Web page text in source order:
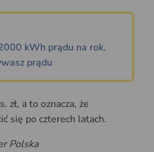
kWh prądu na rok.
prądu
zł, a to oznacza, że
się po czterech latach.
Polska